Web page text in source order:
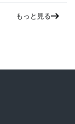
もっと見る